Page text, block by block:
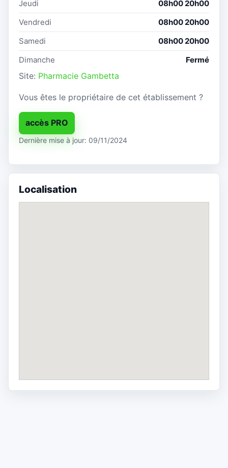
Jeudi
08h00 20h00
Vendredi
08h00 20h00
Samedi
08h00 20h00
Dimanche
Fermé
Site: Pharmacie Gambetta
Vous êtes le propriétaire de cet établissement ?
accès PRO
Dernière mise à jour: 09/11/2024
Localisation